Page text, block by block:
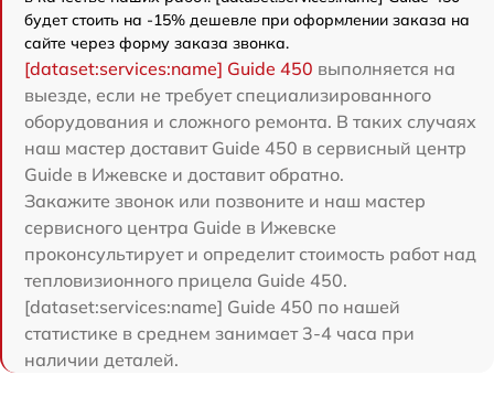
будет стоить на -15% дешевле при оформлении заказа на
сайте через форму заказа звонка.
[dataset:services:name] Guide 450 выполняется на
выезде, если не требует специализированного
оборудования и сложного ремонта. В таких случаях
наш мастер доставит Guide 450 в сервисный центр
Guide в Ижевске и доставит обратно.
Закажите звонок или позвоните и наш мастер
сервисного центра Guide в Ижевске
проконсультирует и определит стоимость работ над
тепловизионного прицела Guide 450.
[dataset:services:name] Guide 450 по нашей
статистике в среднем занимает 3-4 часа при
наличии деталей.